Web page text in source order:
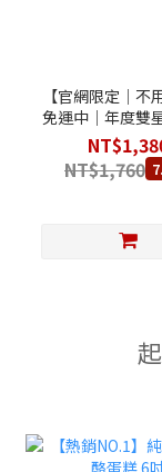
【官網限定｜不
免運中｜年度雙
糖蔓越莓乳酪蛋
朱古力圓舞曲乳
吋
NT$1,760